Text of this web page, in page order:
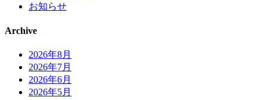
お知らせ
Archive
2026年8月
2026年7月
2026年6月
2026年5月